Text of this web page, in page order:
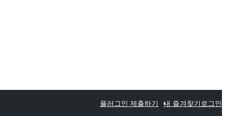
플러그인 제출하기 내 즐겨찾기 로그인